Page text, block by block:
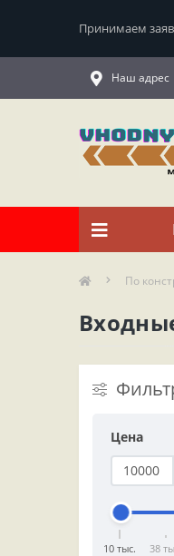
Принимаем
Наш адрес
По
Цена
10 тыс. 38